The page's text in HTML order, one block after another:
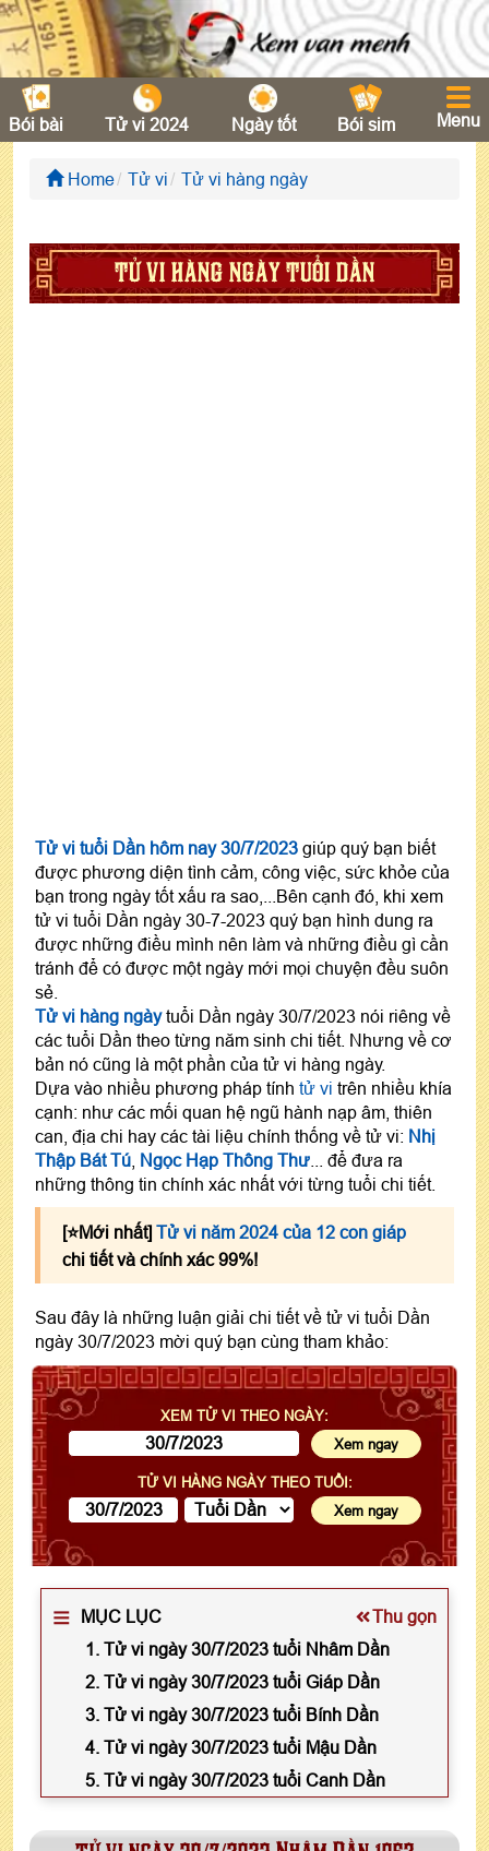
Bói bài Tử vi 2024 Ngày tốt Bói sim Menu
Home Tử vi Tử vi hàng ngày
TỬ VI HÀNG NGÀY TUỔI DẦN
Tử vi tuổi Dần hôm nay 30/7/2023 giúp quý bạn biết
được phương diện tình cảm, công việc, sức khỏe của
bạn trong ngày tốt xấu ra sao,...Bên cạnh đó, khi xem
tử vi tuổi Dần ngày 30-7-2023 quý bạn hình dung ra
được những điều mình nên làm và những điều gì cần
tránh để có được một ngày mới mọi chuyện đều suôn
sẻ.
Tử vi hàng ngàytuổi Dần ngày 30/7/2023 nói riêng về
các tuổi Dần theo từng năm sinh chi tiết. Nhưng về cơ
bản nó cũng là một phần của tử vi hàng ngày.
Dựa vào nhiều phương pháp tính tử vi trên nhiều khía
cạnh: như các mối quan hệ ngũ hành nạp âm, thiên
can, địa chi hay các tài liệu chính thống về tử vi: Nhị
Thập Bát Tú Ngọc Hạp Thông Thư ... để đưa ra
những thông tin chính xác nhất với từng tuổi chi tiết.
[⭐️Mới nhất] Tử vi năm 2024 của 12 con giáp
chi tiết và chính xác 99%!
Sau đây là những luận giải chi tiết về tử vi tuổi Dần
ngày 30/7/2023 mời quý bạn cùng tham khảo:
XEM TỬ VI THEO NGÀY:
TỬ VI HÀNG NGÀY THEO TUỔI:
MỤC LỤC
Thu gọn
1. Tử vi ngày 30/7/2023 tuổi Nhâm Dần
2. Tử vi ngày 30/7/2023 tuổi Giáp Dần
3. Tử vi ngày 30/7/2023 tuổi Bính Dần
4. Tử vi ngày 30/7/2023 tuổi Mậu Dần
5. Tử vi ngày 30/7/2023 tuổi Canh Dần